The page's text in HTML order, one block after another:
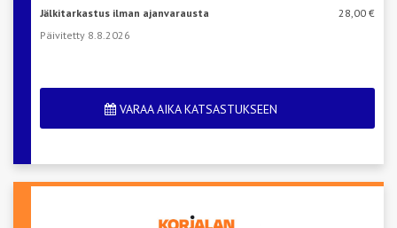
Jälkitarkastus ilman ajanvarausta
28,00 €
Päivitetty 8.8.2026
VARAA AIKA KATSASTUKSEEN